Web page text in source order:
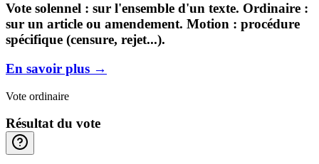
Vote solennel : sur l'ensemble d'un texte. Ordinaire :
sur un article ou amendement. Motion : procédure
spécifique (censure, rejet...).
En savoir plus →
Vote ordinaire
Résultat du vote